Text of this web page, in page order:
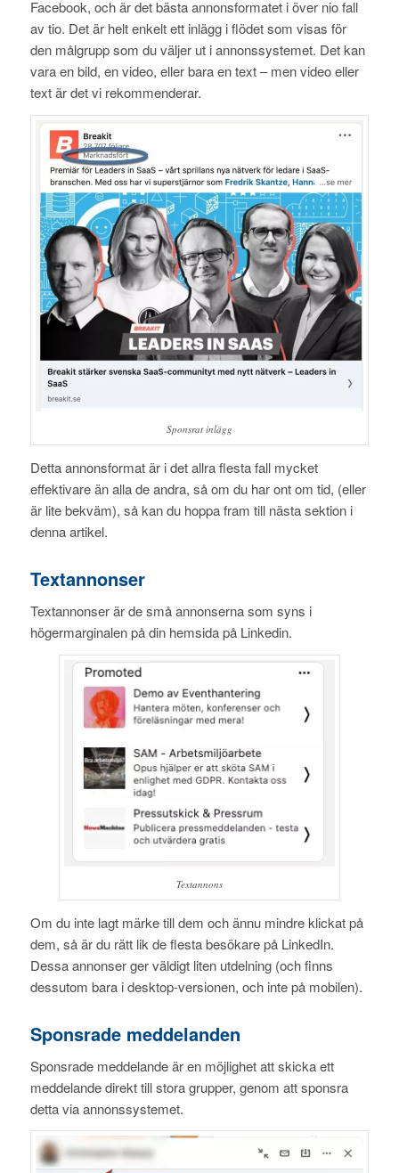
Facebook, och är det bästa annonsformatet i över nio fall
av tio. Det är helt enkelt ett inlägg i flödet som visas för
den målgrupp som du väljer ut i annonssystemet. Det kan
vara en bild, en video, eller bara en text – men video eller
text är det vi rekommenderar.
Sponsrat inlägg
Detta annonsformat är i det allra flesta fall mycket
effektivare än alla de andra, så om du har ont om tid, (eller
är lite bekväm), så kan du hoppa fram till nästa sektion i
denna artikel.
Textannonser
Textannonser är de små annonserna som syns i
högermarginalen på din hemsida på Linkedin.
Textannons
Om du inte lagt märke till dem och ännu mindre klickat på
dem, så är du rätt lik de flesta besökare på LinkedIn.
Dessa annonser ger väldigt liten utdelning (och finns
dessutom bara i desktop-versionen, och inte på mobilen).
Sponsrade meddelanden
Sponsrade meddelande är en möjlighet att skicka ett
meddelande direkt till stora grupper, genom att sponsra
detta via annonssystemet.